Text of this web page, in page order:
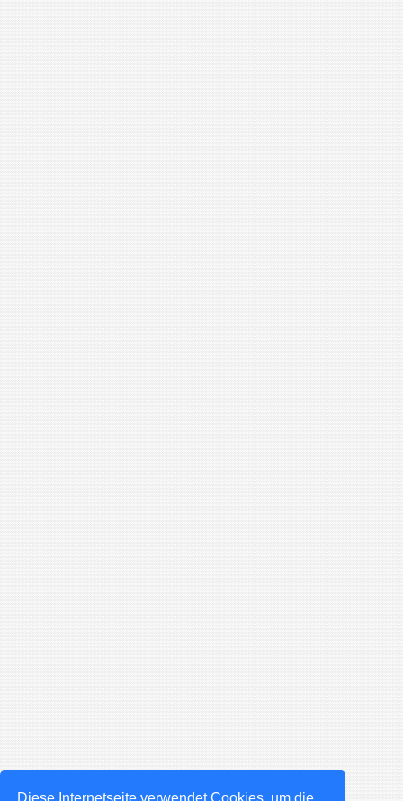
Diese Internetseite verwendet Cookies, um die